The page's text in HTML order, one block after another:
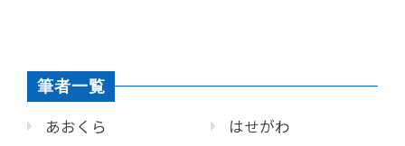
筆者一覧
あおくら
はせがわ